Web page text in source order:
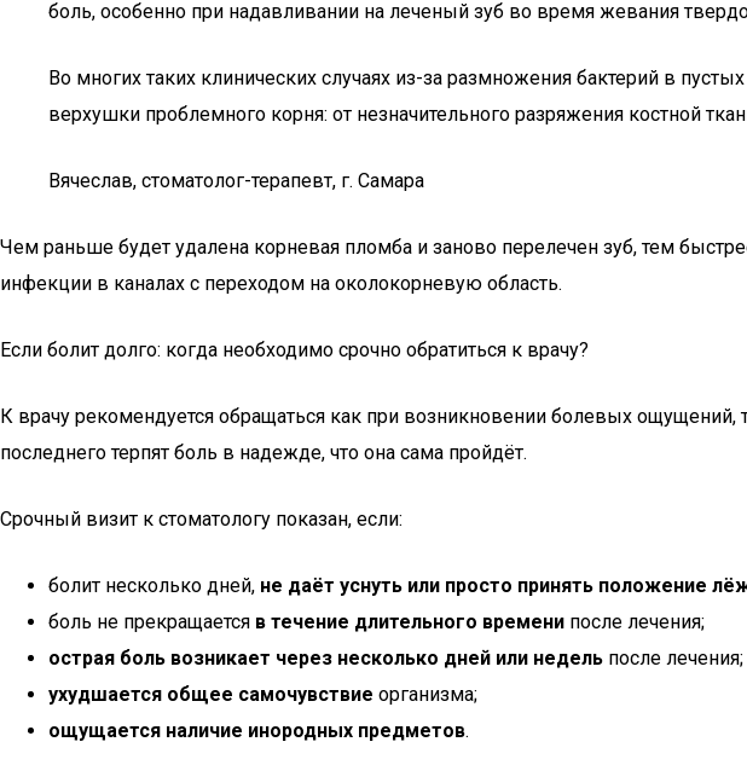
боль, особенно при надавливании на леченый зуб во время жевания
Во многих таких клинических случаях из-за размножения бактерий в
верхушки проблемного корня: от незначительного разряжения костной
Вячеслав, стоматолог-терапевт, г. Самара
Чем раньше будет удалена корневая пломба и заново перелечен зуб, тем
инфекции в каналах с переходом на околокорневую область.
Если болит долго: когда необходимо срочно обратиться к врачу?
К врачу рекомендуется обращаться как при возникновении болевых ощущений,
последнего терпят боль в надежде, что она сама пройдёт.
Срочный визит к стоматологу показан, если:
болит несколько дней, не даёт уснуть или просто принять положение
боль не прекращается в течение длительного времени после лечения;
острая боль возникает через несколько дней или недель после лечения;
ухудшается общее самочувствие организма;
ощущается наличие инородных предметов.